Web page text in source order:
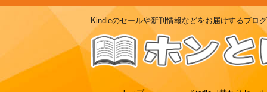
Kindleのセールや新刊情報などをお届けするブログ